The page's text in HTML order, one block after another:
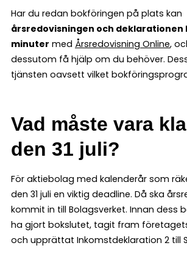
Har du redan bokföringen på plats kan
årsredovisningen och deklarationen
minuter med Årsredovisning Online,
dessutom få hjälp om du behöver.
tjänsten oavsett vilket
Vad måste vara
den 31 juli?
För aktiebolag med kalenderår som
den 31 juli en viktig deadline. Då ska
kommit in till Bolagsverket. Innan dess
ha gjort bokslutet, tagit fram
och upprättat Inkomstdeklaration 2 till